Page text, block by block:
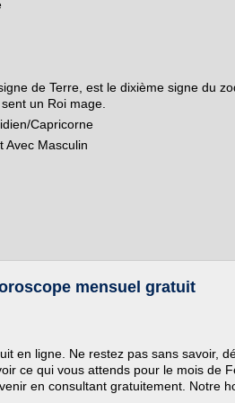
de Terre, est le dixième signe du
un Roi mage.
Capricorne
Avec Masculin
mensuel gratuit
en ligne. Ne restez pas sans savoir,
ce qui vous attends pour le mois de
en consultant gratuitement. Notre